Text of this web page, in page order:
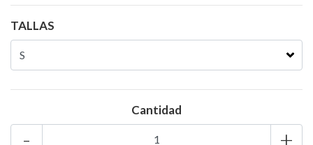
TALLAS
Cantidad
+
-